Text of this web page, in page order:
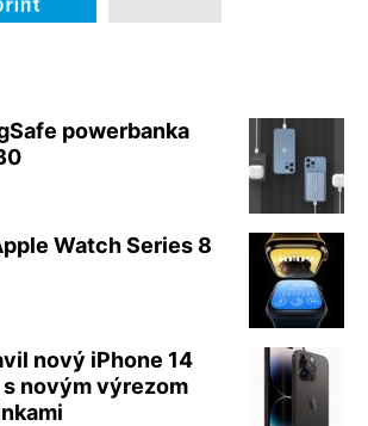
powerbanka
Watch Series 8
nový iPhone 14
s novým výrezom